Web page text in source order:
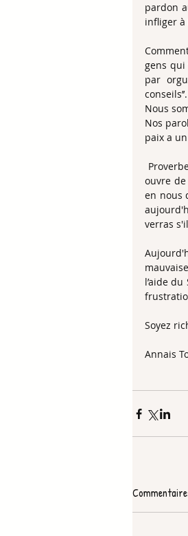
pardon
infliger à
gens qui
par
Nous
Nos
paix a
ouvre
en nous
verras
l’aide
Soyez
Annais